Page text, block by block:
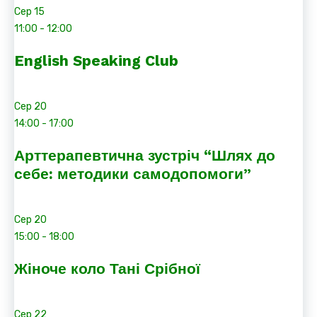
Сер 15
11:00 - 12:00
English Speaking Club
Сер 20
14:00 - 17:00
Арттерапевтична зустріч “Шлях до
себе: методики самодопомоги”
Сер 20
15:00 - 18:00
Жіноче коло Тані Срібної